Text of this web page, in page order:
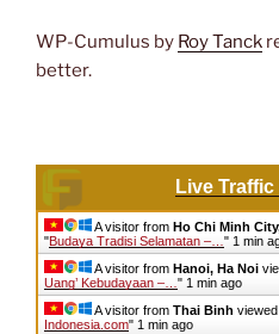
WP-Cumulus by Roy Tanck
better.
Live Traffic
A visitor from Ho Chi Minh
"Budaya Tradisi Selamatan –… " 1 min
A visitor from Hanoi, Ha Noi
Uang’ Kebudayaan –… " 1 min ago
A visitor from Thai Binh
Indonesia.com" 1 min ago